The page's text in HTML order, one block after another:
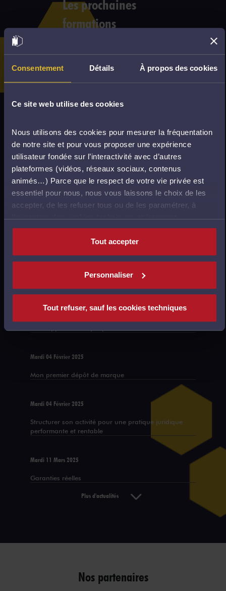
Consentement Détails À propos des cookies
Ce site web utilise des cookies
Nous utilisons des cookies pour mesurer la fréquentation
de notre site et pour vous proposer une expérience
utilisateur fondée sur l’interactivité avec d’autres
plateformes (vidéos, réseaux sociaux, contenus
animés…) Parce que le respect de votre vie privée est
essentiel pour nous, nous vous laissons le choix de les
accepter, de les refuser tous ou de les paramétrer, à
l’exception des cookies techniques strictement
nécessaires au fonctionnement du site.
Tout accepter
Personnaliser
Tout refuser, sauf les cookies techniques
Les prochaines
formations
Faites défiler la page et cliquez pour afficher le programmes des
dessus.
Mardi 24 Mai 2022
france et dans l'espace europeen
Mardi 04 Février 2025
Améliorer sa production juridique grace au legal
design : épisode 1 & 2
Mardi 04 Février 2025
Construire une politique tarifaire gagnante
Mardi 04 Février 2025
Mardi 04 Février 2025
Mon premier dépôt de marque
Mardi 04 Février 2025
Structurer son activité pour une pratique juridique
performante et rentable
Mardi 11 Mars 2025
Garanties réelles
Plus d'actualités
Nos partenaires